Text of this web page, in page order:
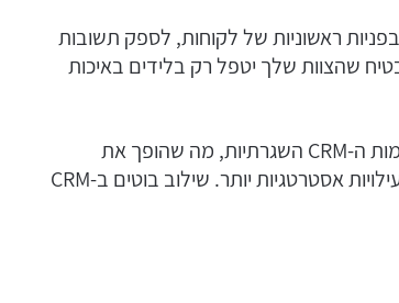
ראשוניות של לקוחות, לספק תשובות
שהצוות שלך יטפל רק בלידים באיכות
באופן כללי, בוטים יכולים לקחת על עצמם חלק משמעותי ממשימות ה-CRM השגרתיות, מה שהופך את
המערכת שלך ליעילה יותר ומשחרר את הצוות שלך לעבוד על פעילויות אסטרטגיות יותר. שילוב בוטים ב-CRM